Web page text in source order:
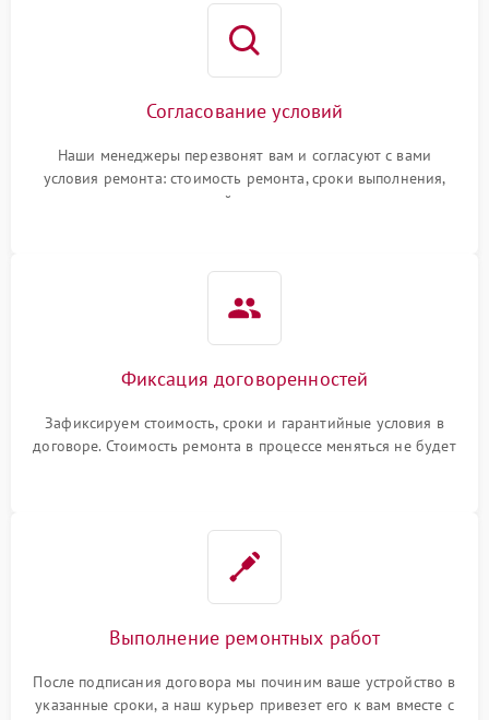
Согласование условий
Наши менеджеры перезвонят вам и согласуют с вами
условия ремонта: стоимость ремонта, сроки выполнения,
гарантийные условия
Фиксация договоренностей
Зафиксируем стоимость, сроки и гарантийные условия в
договоре. Стоимость ремонта в процессе меняться не будет
Выполнение ремонтных работ
После подписания договора мы починим ваше устройство в
указанные сроки, а наш курьер привезет его к вам вместе с